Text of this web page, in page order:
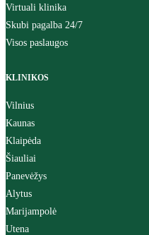
Virtuali klinika
Skubi pagalba 24/7
Visos paslaugos
KLINIKOS
Vilnius
Kaunas
Klaipėda
Šiauliai
Panevėžys
Alytus
Marijampolė
Utena